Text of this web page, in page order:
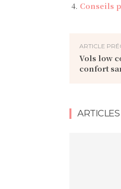
Conseils
ARTICLE
Vols low
confort